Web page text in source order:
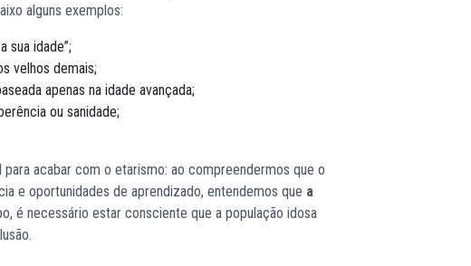
alguns exemplos:
sua idade”;
velhos demais;
apenas na idade avançada;
ou sanidade;
acabar com o etarismo: ao compreendermos que o
e oportunidades de aprendizado, entendemos que a
é necessário estar consciente que a população idosa